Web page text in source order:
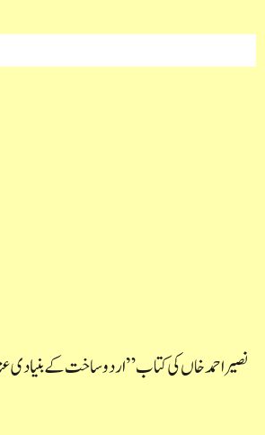
نصیر احمد خاں کی کتاب ” اردو ساخت کے بنیادی